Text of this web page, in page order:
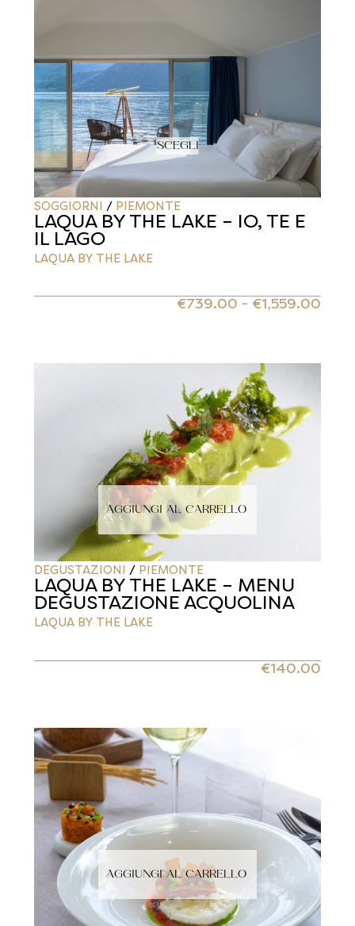
SCEGLI
SOGGIORNI / PIEMONTE
LAQUA BY THE LAKE – IO, TE E
IL LAGO
LAQUA BY THE LAKE
€739.00 - €1,559.00
AGGIUNGI AL CARRELLO
DEGUSTAZIONI / PIEMONTE
LAQUA BY THE LAKE – MENU
DEGUSTAZIONE ACQUOLINA
LAQUA BY THE LAKE
€140.00
AGGIUNGI AL CARRELLO